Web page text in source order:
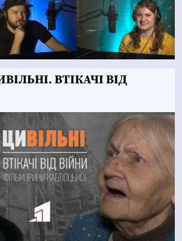
ВТІКАЧІ ВІД